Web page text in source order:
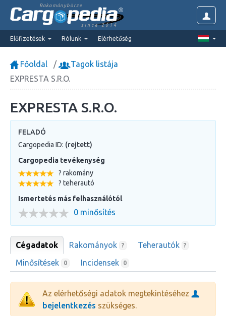
Rakománybörze
since 2014
Előfizetések Rólunk Elérhetőség
Főoldal
Tagok listája
EXPRESTA S.R.O.
EXPRESTA S.R.O.
FELADÓ
Cargopedia ID: (rejtett)
Cargopedia tevékenység
? rakomány
? teherautó
Ismertetés más felhasználótól
0 minősítés
Cégadatok Rakományok ? Teherautók ?
Minősítések 0 Incidensek 0
Az elérhetőségi adatok megtekintéséhez
bejelentkezés szükséges.